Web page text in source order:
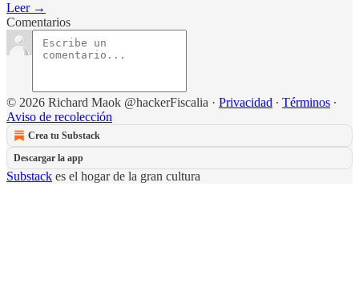
Leer →
Comentarios
© 2026 Richard Maok @hackerFiscalia · Privacidad ∙ Términos ∙
Aviso de recolección
Crea tu Substack
Descargar la app
Substack es el hogar de la gran cultura